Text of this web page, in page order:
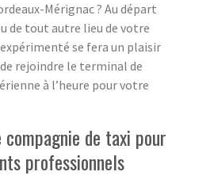
Mérignac ? Au départ
de tout autre lieu de votre
se fera un plaisir
rejoindre le terminal de
à l’heure pour votre
compagnie de taxi pour
professionnels